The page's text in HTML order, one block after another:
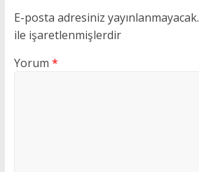
E-posta adresiniz yayınlanmayacak.
ile işaretlenmişlerdir
Yorum *